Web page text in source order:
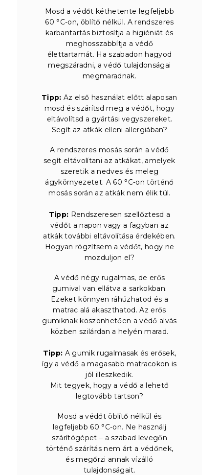
Mosd a védőt kéthetente legfeljebb
60 °C-on, öblítő nélkül. A rendszeres
karbantartás biztosítja a higiéniát és
meghosszabbítja a védő
élettartamát. Ha szabadon hagyod
megszáradni, a védő tulajdonságai
megmaradnak.
Tipp: Az első használat előtt alaposan
mosd és szárítsd meg a védőt, hogy
eltávolítsd a gyártási vegyszereket.
Segít az atkák elleni allergiában?
A rendszeres mosás során a védő
segít eltávolítani az atkákat, amelyek
szeretik a nedves és meleg
ágykörnyezetet. A 60 °C-on történő
mosás során az atkák nem élik túl.
Tipp: Rendszeresen szellőztesd a
védőt a napon vagy a fagyban az
atkák további eltávolítása érdekében.
Hogyan rögzítsem a védőt, hogy ne
mozduljon el?
A védő négy rugalmas, de erős
gumival van ellátva a sarkokban.
Ezeket könnyen ráhúzhatod és a
matrac alá akaszthatod. Az erős
gumiknak köszönhetően a védő alvás
közben szilárdan a helyén marad.
Tipp: A gumik rugalmasak és erősek,
így a védő a magasabb matracokon is
jól illeszkedik.
Mit tegyek, hogy a védő a lehető
legtovább tartson?
Mosd a védőt öblítő nélkül és
legfeljebb 60 °C-on. Ne használj
szárítógépet – a szabad levegőn
történő szárítás nem árt a védőnek,
és megőrzi annak vízálló
tulajdonságait.